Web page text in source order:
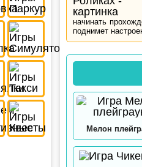
начинать
поднимет
Мелон